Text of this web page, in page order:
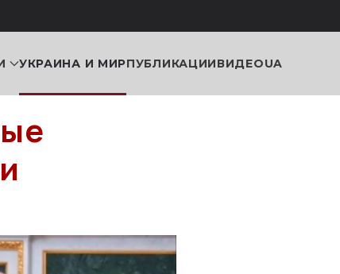
УКРАИНА И МИРПУБЛИКАЦИИВИДЕОUA